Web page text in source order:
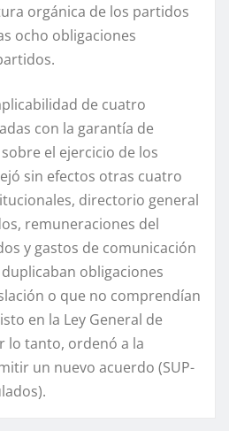
orgánica de los partidos
ocho obligaciones
de cuatro
con la garantía de
el ejercicio de los
sin efectos otras cuatro
directorio general
remuneraciones del
y gastos de comunicación
obligaciones
o que no comprendían
en la Ley General de
lo tanto, ordenó a la
un nuevo acuerdo (SUP-